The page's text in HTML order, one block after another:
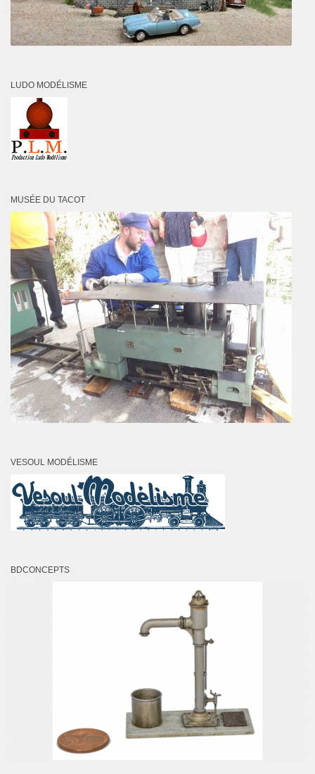
LUDO MODÉLISME
MUSÉE DU TACOT
VESOUL MODÉLISME
BDCONCEPTS